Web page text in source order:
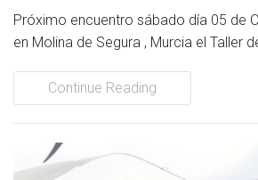
Próximo encuentro sábado día 05 de
en Molina de Segura , Murcia el Taller
Continue Reading